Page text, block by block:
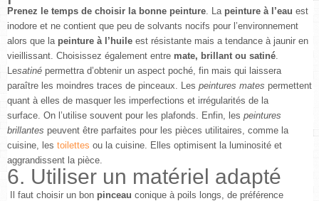
Prenez le temps de choisir la bonne peinture. La peinture à l’eau est
inodore et ne contient que peu de solvants nocifs pour l’environnement
alors que la peinture à l’huile est résistante mais a tendance à jaunir en
vieillissant. Choisissez également entre mate, brillant ou satiné.
Lesatiné permettra d’obtenir un aspect poché, fin mais qui laissera
paraître les moindres traces de pinceaux. Les peintures mates permettent
quant à elles de masquer les imperfections et irrégularités de la
surface. On l’utilise souvent pour les plafonds. Enfin, les peintures
brillantes peuvent être parfaites pour les pièces utilitaires, comme la
cuisine, les toilettes ou la cuisine. Elles optimisent la luminosité et
aggrandissent la pièce.
6. Utiliser un matériel adapté
Il faut choisir un bon pinceau conique à poils longs, de préférence